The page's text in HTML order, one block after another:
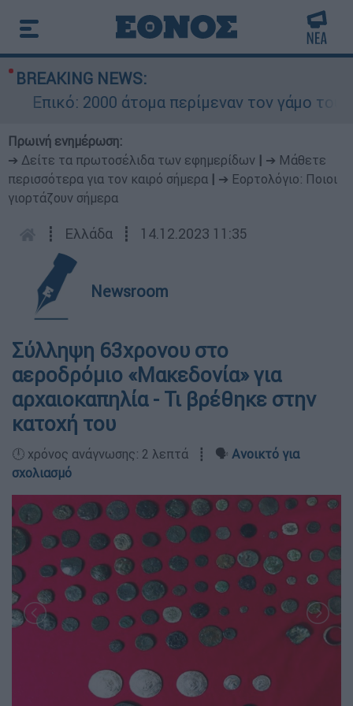
BREAKING NEWS:
Επικό: 2000 άτομα περίμεναν τον γάμο του
Πρωινή ενημέρωση:
➔ Δείτε τα πρωτοσέλιδα των εφημερίδων
➔ Μάθετε
περισσότερα για τον καιρό σήμερα
➔ Εορτολόγιο: Ποιοι
γιορτάζουν σήμερα
┋ Ελλάδα ┋ 14.12.2023 11:35
Newsroom
Σύλληψη 63χρονου στο
αεροδρόμιο «Μακεδονία» για
αρχαιοκαπηλία - Τι βρέθηκε στην
κατοχή του
🕛 χρόνος ανάγνωσης: 2 λεπτά ┋ 🗣️ Ανοικτό για
σχολιασμό